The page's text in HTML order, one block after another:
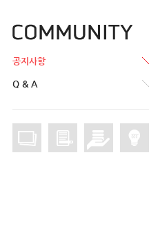
공지사항
Q & A